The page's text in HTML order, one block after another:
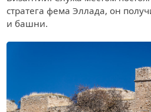
стратега фема Эллада, он
и башни.